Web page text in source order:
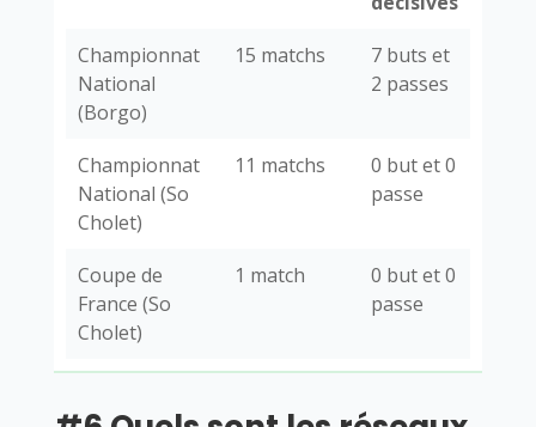
Championnat
National
(Borgo)
15 matchs
7 buts et
2 passes
Championnat
National (So
Cholet)
11 matchs
0 but et 0
passe
Coupe de
France (So
Cholet)
1 match
0 but et 0
passe